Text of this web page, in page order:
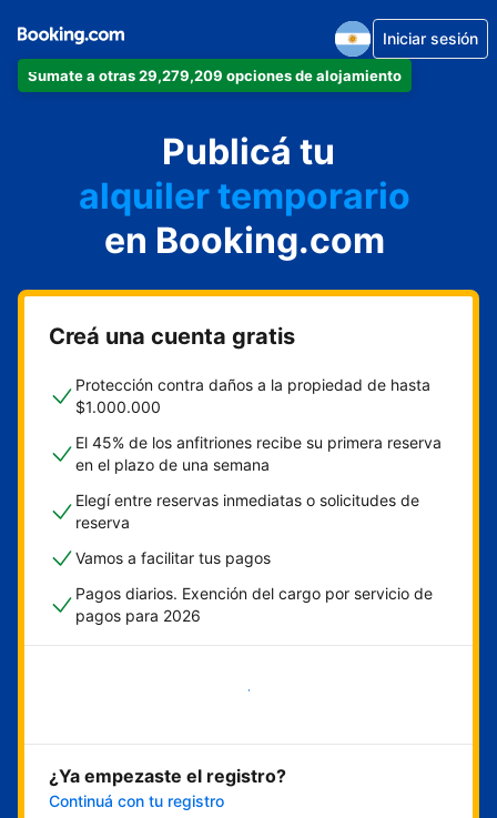
Sumate a otras 29,279,209 opciones de alojamiento
Iniciar sesión
Publicá tu
departamento
hotel
alquiler temporario
cabaña
aparthotel
en Booking.com
Creá una cuenta gratis
Protección contra daños a la propiedad de hasta
$1.000.000
El 45% de los anfitriones recibe su primera reserva
en el plazo de una semana
Elegí entre reservas inmediatas o solicitudes de
reserva
Vamos a facilitar tus pagos
Pagos diarios. Exención del cargo por servicio de
pagos para 2026
Empezar ahora
¿Ya empezaste el registro?
Continuá con tu registro